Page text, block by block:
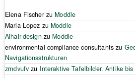
Elena Fischerzu Moddle
Maria Lopez zu Moddle
Aihair-designzu Moddle
environmental compliance consultants zu
Navigationsstrukturen
zrndvufv zu Interaktive Tafelbilder. Antike